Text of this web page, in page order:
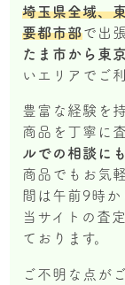
埼玉県全域、
要都市部で出
たま市から東
いエリアでご
豊富な経験を
商品を丁寧に
ルでの相談に
商品でもお気
間は午前9時か
当サイトの査
ております。
ご不明な点が